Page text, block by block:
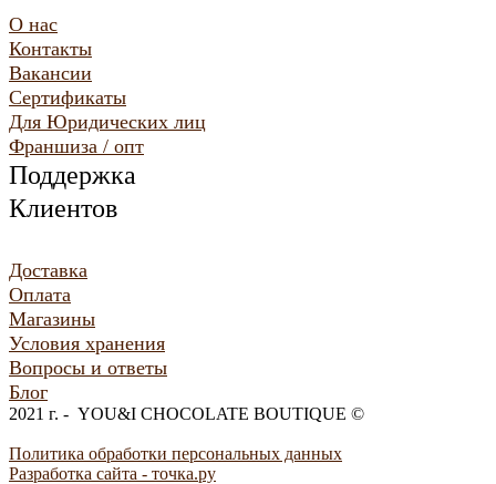
О нас
Контакты
Вакансии
Сертификаты
Для Юридических лиц
Франшиза / опт
Поддержка
Клиентов
Доставка
Оплата
Магазины
Условия хранения
Вопросы и ответы
Блог
2021 г. - YOU&I CHOCOLATE BOUTIQUE ©
Политика обработки персональных данных
Разработка сайта - точка.ру